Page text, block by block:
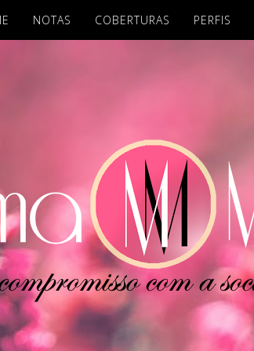
NOTAS COBERTURAS PERFIS